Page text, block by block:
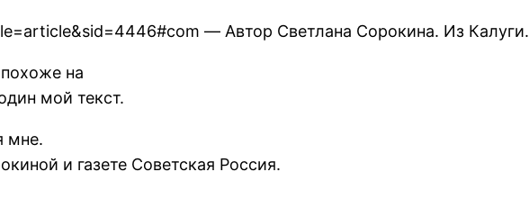
— Автор Светлана Сорокина. Из Калуги.
на
мой текст.
мне.
и газете Советская Россия.